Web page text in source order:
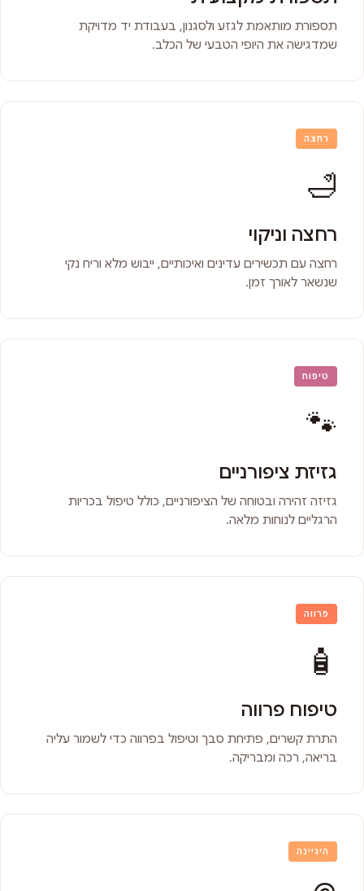
תספורת מותאמת לגזע ולסגנון, בעבודת יד מדויקת
שמדגישה את היופי הטבעי של הכלב.
רחצה
🛁
רחצה וניקוי
רחצה עם תכשירים עדינים ואיכותיים, ייבוש מלא וריח נקי
שנשאר לאורך זמן.
טיפוח
🐾
גזיזת ציפורניים
גזיזה זהירה ובטוחה של הציפורניים, כולל טיפול בכריות
הרגליים לנוחות מלאה.
פרווה
🧴
טיפוח פרווה
התרת קשרים, פתיחת סבך וטיפול בפרווה כדי לשמור עליה
בריאה, רכה ומבריקה.
היגיינה